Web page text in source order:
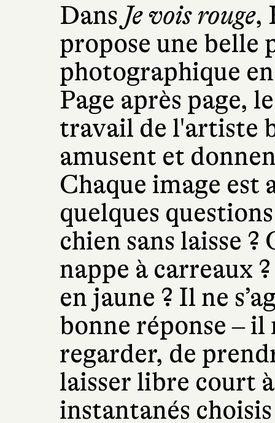
Dans Je vois rouge,
propose une belle
photographique
Page après page,
travail de l'artiste
amusent et
Chaque image est
quelques
chien sans laisse ?
nappe à carreaux
en jaune ? Il ne
bonne réponse ‒ il
regarder, de
laisser libre court
instantanés